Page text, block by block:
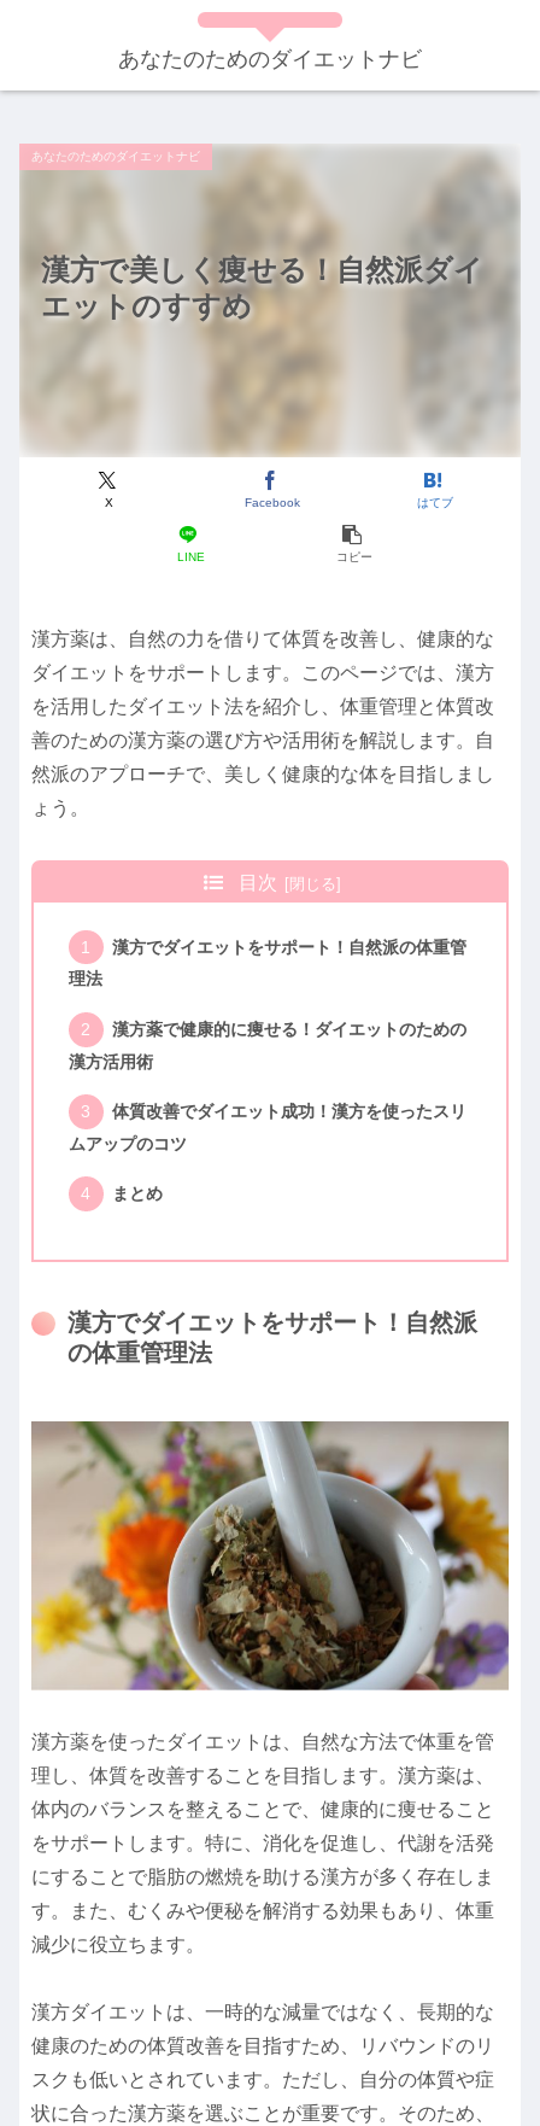
あなたのためのダイエットナビ
漢方で美しく痩せる！自然派ダイ
エットのすすめ
あなたのためのダイエットナビ
X Facebook はてブ
LINE コピー
漢方薬は、自然の力を借りて体質を改善し、健康的な
ダイエットをサポートします。このページでは、漢方
を活用したダイエット法を紹介し、体重管理と体質改
善のための漢方薬の選び方や活用術を解説します。自
然派のアプローチで、美しく健康的な体を目指しまし
ょう。
目次
漢方でダイエットをサポート！自然派の体重管
理法
漢方薬で健康的に痩せる！ダイエットのための
漢方活用術
体質改善でダイエット成功！漢方を使ったスリ
ムアップのコツ
まとめ
漢方でダイエットをサポート！自然派
の体重管理法
漢方薬を使ったダイエットは、自然な方法で体重を管
理し、体質を改善することを目指します。漢方薬は、
体内のバランスを整えることで、健康的に痩せること
をサポートします。特に、消化を促進し、代謝を活発
にすることで脂肪の燃焼を助ける漢方が多く存在しま
す。また、むくみや便秘を解消する効果もあり、体重
減少に役立ちます。
漢方ダイエットは、一時的な減量ではなく、長期的な
健康のための体質改善を目指すため、リバウンドのリ
スクも低いとされています。ただし、自分の体質や症
状に合った漢方薬を選ぶことが重要です。そのため、